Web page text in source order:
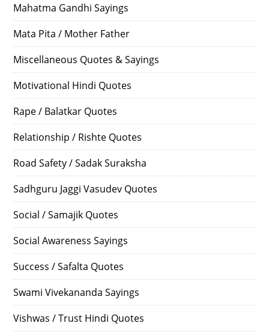
Mahatma Gandhi Sayings
Mata Pita / Mother Father
Miscellaneous Quotes & Sayings
Motivational Hindi Quotes
Rape / Balatkar Quotes
Relationship / Rishte Quotes
Road Safety / Sadak Suraksha
Sadhguru Jaggi Vasudev Quotes
Social / Samajik Quotes
Social Awareness Sayings
Success / Safalta Quotes
Swami Vivekananda Sayings
Vishwas / Trust Hindi Quotes